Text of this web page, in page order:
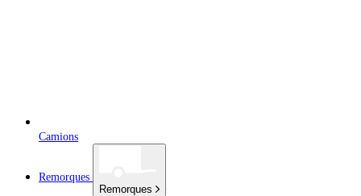
Camions
Remorques
Remorques